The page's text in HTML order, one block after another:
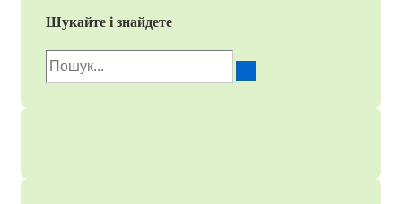
Шукайте і знайдете
Пошук
для: